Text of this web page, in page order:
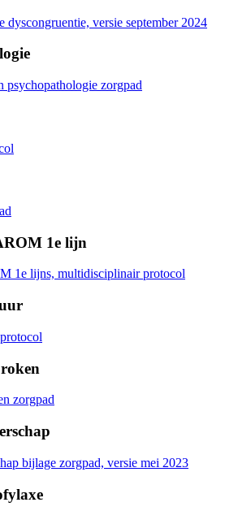
dyscongruentie, versie september 2024
psychopathologie zorgpad
1e lijn
1e lijns, multidisciplinair protocol
zorgpad
bijlage zorgpad, versie mei 2023